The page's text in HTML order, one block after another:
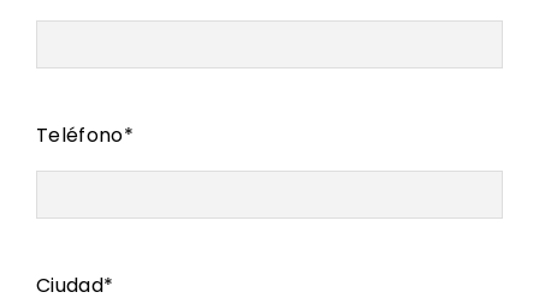
Teléfono*
Ciudad*